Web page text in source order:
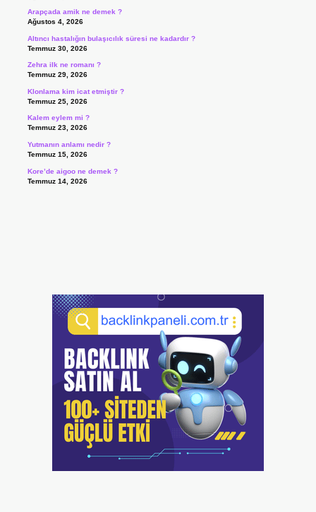
Arapçada amik ne demek ?
Ağustos 4, 2026
Altıncı hastalığın bulaşıcılık süresi ne kadardır ?
Temmuz 30, 2026
Zehra ilk ne romanı ?
Temmuz 29, 2026
Klonlama kim icat etmiştir ?
Temmuz 25, 2026
Kalem eylem mi ?
Temmuz 23, 2026
Yutmanın anlamı nedir ?
Temmuz 15, 2026
Kore’de aigoo ne demek ?
Temmuz 14, 2026